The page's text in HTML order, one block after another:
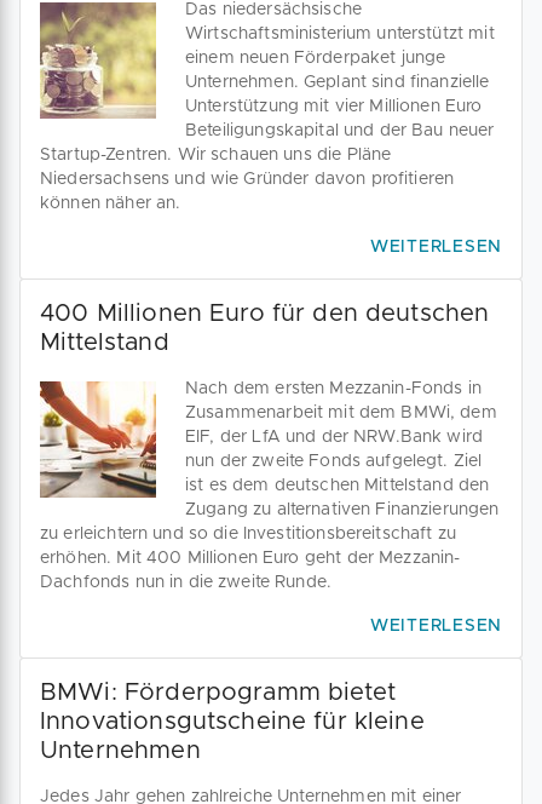
Das niedersächsische
Wirtschaftsministerium unterstützt mit
einem neuen Förderpaket junge
Unternehmen. Geplant sind finanzielle
Unterstützung mit vier Millionen Euro
Beteiligungskapital und der Bau neuer
Startup-Zentren. Wir schauen uns die Pläne
Niedersachsens und wie Gründer davon profitieren
können näher an.
WEITERLESEN
400 Millionen Euro für den deutschen
Mittelstand
Nach dem ersten Mezzanin-Fonds in
Zusammenarbeit mit dem BMWi, dem
EIF, der LfA und der NRW.Bank wird
nun der zweite Fonds aufgelegt. Ziel
ist es dem deutschen Mittelstand den
Zugang zu alternativen Finanzierungen
zu erleichtern und so die Investitionsbereitschaft zu
erhöhen. Mit 400 Millionen Euro geht der Mezzanin-
Dachfonds nun in die zweite Runde.
WEITERLESEN
BMWi: Förderpogramm bietet
Innovationsgutscheine für kleine
Unternehmen
Jedes Jahr gehen zahlreiche Unternehmen mit einer